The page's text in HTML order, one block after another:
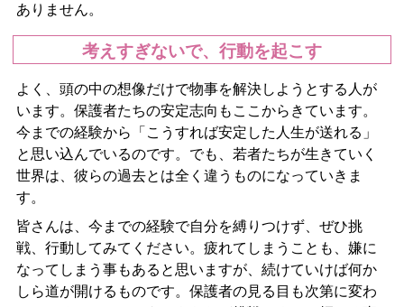
ありません。
考えすぎないで、行動を起こす
よく、頭の中の想像だけで物事を解決しようとする人が
います。保護者たちの安定志向もここからきています。
今までの経験から「こうすれば安定した人生が送れる」
と思い込んでいるのです。でも、若者たちが生きていく
世界は、彼らの過去とは全く違うものになっていきま
す。
皆さんは、今までの経験で自分を縛りつけず、ぜひ挑
戦、行動してみてください。疲れてしまうことも、嫌に
なってしまう事もあると思いますが、続けていけば何か
しら道が開けるものです。保護者の見る目も次第に変わ